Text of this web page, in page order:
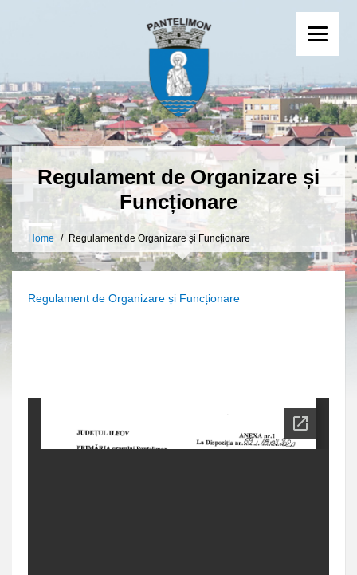
Regulament de Organizare și
Funcționare
Home Regulament de Organizare și Funcționare
Regulament de Organizare și Funcționare